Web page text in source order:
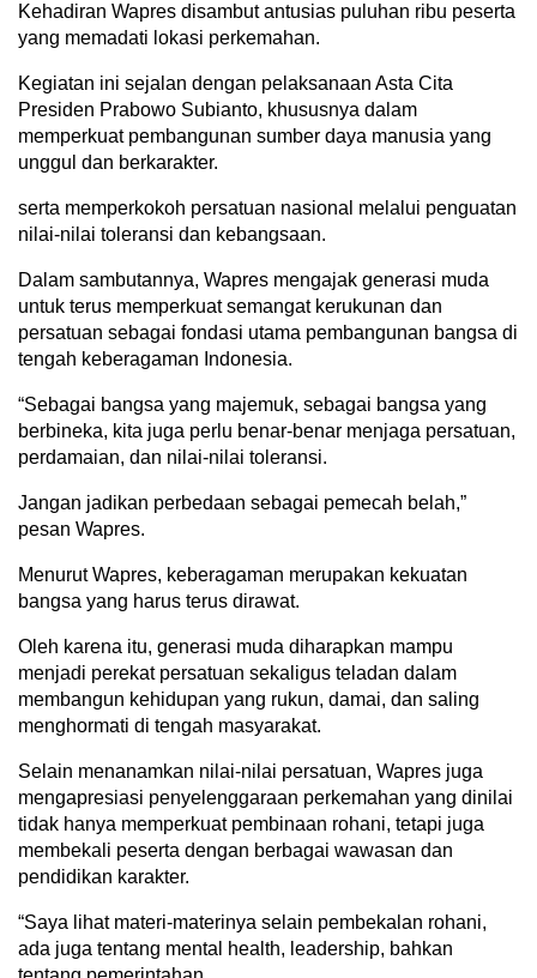
Kehadiran Wapres disambut antusias puluhan ribu peserta
yang memadati lokasi perkemahan.
Kegiatan ini sejalan dengan pelaksanaan Asta Cita
Presiden Prabowo Subianto, khususnya dalam
memperkuat pembangunan sumber daya manusia yang
unggul dan berkarakter.
serta memperkokoh persatuan nasional melalui penguatan
nilai-nilai toleransi dan kebangsaan.
Dalam sambutannya, Wapres mengajak generasi muda
untuk terus memperkuat semangat kerukunan dan
persatuan sebagai fondasi utama pembangunan bangsa di
tengah keberagaman Indonesia.
“Sebagai bangsa yang majemuk, sebagai bangsa yang
berbineka, kita juga perlu benar-benar menjaga persatuan,
perdamaian, dan nilai-nilai toleransi.
Jangan jadikan perbedaan sebagai pemecah belah,”
pesan Wapres.
Menurut Wapres, keberagaman merupakan kekuatan
bangsa yang harus terus dirawat.
Oleh karena itu, generasi muda diharapkan mampu
menjadi perekat persatuan sekaligus teladan dalam
membangun kehidupan yang rukun, damai, dan saling
menghormati di tengah masyarakat.
Selain menanamkan nilai-nilai persatuan, Wapres juga
mengapresiasi penyelenggaraan perkemahan yang dinilai
tidak hanya memperkuat pembinaan rohani, tetapi juga
membekali peserta dengan berbagai wawasan dan
pendidikan karakter.
“Saya lihat materi-materinya selain pembekalan rohani,
ada juga tentang mental health, leadership, bahkan